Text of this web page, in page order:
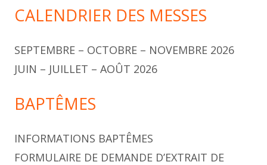
CALENDRIER DES MESSES
SEPTEMBRE – OCTOBRE – NOVEMBRE 2026
JUIN – JUILLET – AOÛT 2026
BAPTÊMES
INFORMATIONS BAPTÊMES
FORMULAIRE DE DEMANDE D’EXTRAIT DE